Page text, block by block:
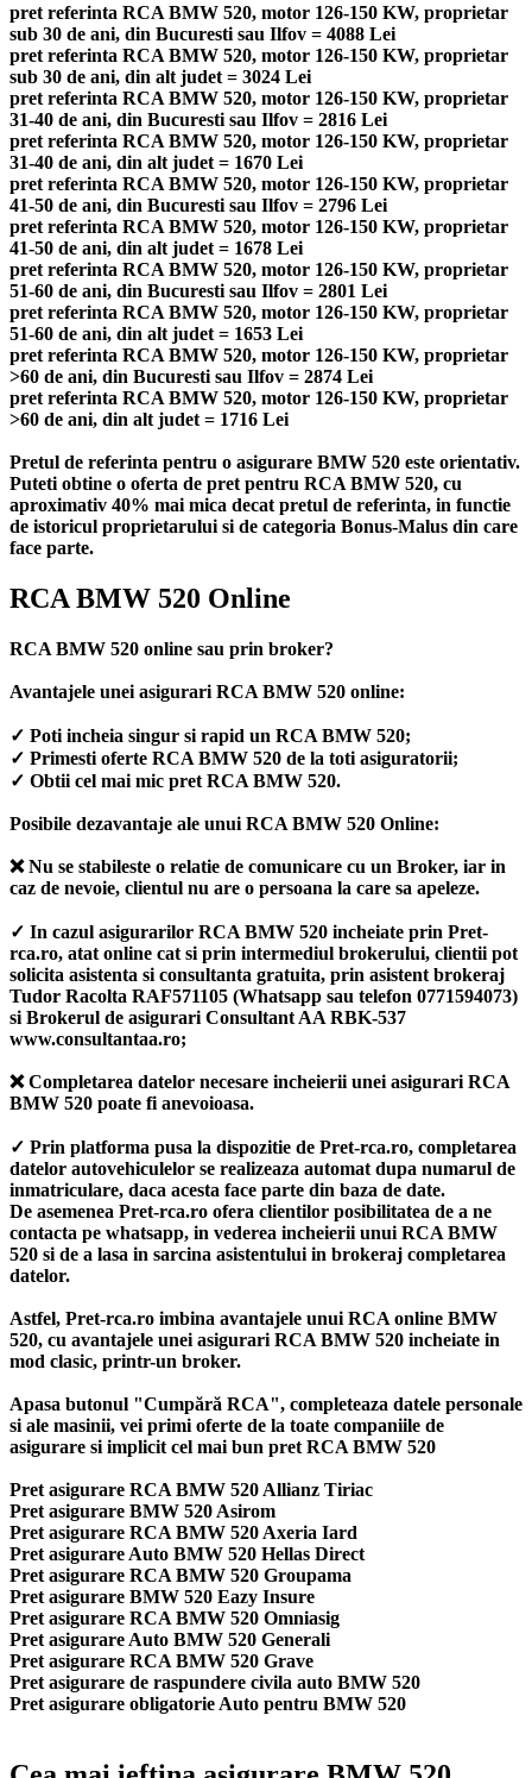
pret referinta RCA BMW 520, motor 126-150 KW, proprietar
sub 30 de ani, din Bucuresti sau Ilfov = 4088 Lei
pret referinta RCA BMW 520, motor 126-150 KW, proprietar
sub 30 de ani, din alt judet = 3024 Lei
pret referinta RCA BMW 520, motor 126-150 KW, proprietar
31-40 de ani, din Bucuresti sau Ilfov = 2816 Lei
pret referinta RCA BMW 520, motor 126-150 KW, proprietar
31-40 de ani, din alt judet = 1670 Lei
pret referinta RCA BMW 520, motor 126-150 KW, proprietar
41-50 de ani, din Bucuresti sau Ilfov = 2796 Lei
pret referinta RCA BMW 520, motor 126-150 KW, proprietar
41-50 de ani, din alt judet = 1678 Lei
pret referinta RCA BMW 520, motor 126-150 KW, proprietar
51-60 de ani, din Bucuresti sau Ilfov = 2801 Lei
pret referinta RCA BMW 520, motor 126-150 KW, proprietar
51-60 de ani, din alt judet = 1653 Lei
pret referinta RCA BMW 520, motor 126-150 KW, proprietar
>60 de ani, din Bucuresti sau Ilfov = 2874 Lei
pret referinta RCA BMW 520, motor 126-150 KW, proprietar
>60 de ani, din alt judet = 1716 Lei
Pretul de referinta pentru o asigurare BMW 520 este orientativ.
Puteti obtine o oferta de pret pentru RCA BMW 520, cu
aproximativ 40% mai mica decat pretul de referinta, in functie
de istoricul proprietarului si de categoria Bonus-Malus din care
face parte.
RCA BMW 520 Online
RCA BMW 520 online sau prin broker?
Avantajele unei asigurari RCA BMW 520 online:
✓ Poti incheia singur si rapid un RCA BMW 520;
✓ Primesti oferte RCA BMW 520 de la toti asiguratorii;
✓ Obtii cel mai mic pret RCA BMW 520.
Posibile dezavantaje ale unui RCA BMW 520 Online:
❌ Nu se stabileste o relatie de comunicare cu un Broker, iar in
caz de nevoie, clientul nu are o persoana la care sa apeleze.
✓ In cazul asigurarilor RCA BMW 520 incheiate prin Pret-
rca.ro, atat online cat si prin intermediul brokerului, clientii pot
solicita asistenta si consultanta gratuita, prin asistent brokeraj
Tudor Racolta RAF571105 (Whatsapp sau telefon 0771594073)
si Brokerul de asigurari Consultant AA RBK-537
www.consultantaa.ro;
❌ Completarea datelor necesare incheierii unei asigurari RCA
BMW 520 poate fi anevoioasa.
✓ Prin platforma pusa la dispozitie de Pret-rca.ro, completarea
datelor autovehiculelor se realizeaza automat dupa numarul de
inmatriculare, daca acesta face parte din baza de date.
De asemenea Pret-rca.ro ofera clientilor posibilitatea de a ne
contacta pe whatsapp, in vederea incheierii unui RCA BMW
520 si de a lasa in sarcina asistentului in brokeraj completarea
datelor.
Astfel, Pret-rca.ro imbina avantajele unui RCA online BMW
520, cu avantajele unei asigurari RCA BMW 520 incheiate in
mod clasic, printr-un broker.
Apasa butonul "Cumpără RCA", completeaza datele personale
si ale masinii, vei primi oferte de la toate companiile de
asigurare si implicit cel mai bun pret RCA BMW 520
Pret asigurare RCA BMW 520 Allianz Tiriac
Pret asigurare BMW 520 Asirom
Pret asigurare RCA BMW 520 Axeria Iard
Pret asigurare Auto BMW 520 Hellas Direct
Pret asigurare RCA BMW 520 Groupama
Pret asigurare BMW 520 Eazy Insure
Pret asigurare RCA BMW 520 Omniasig
Pret asigurare Auto BMW 520 Generali
Pret asigurare RCA BMW 520 Grave
Pret asigurare de raspundere civila auto BMW 520
Pret asigurare obligatorie Auto pentru BMW 520